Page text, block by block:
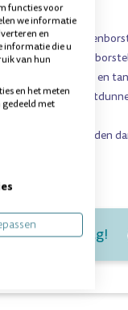
batterij
batterij
gevoelige tanden en
beide uiteinden
bereikbare gebieden
te verminderen
je graag!
functies voor
we informatie
en
informatie die u
van hun
en het meten
met